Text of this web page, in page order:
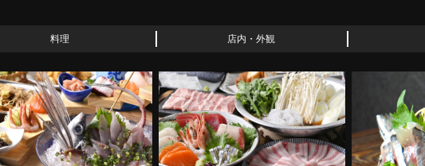
料理 店内・外観